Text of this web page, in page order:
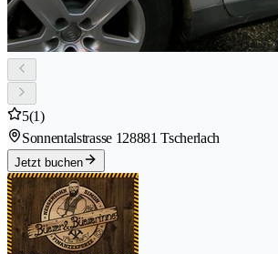
5(1)
Sonnentalstrasse 128881 Tscherlach
Jetzt buchen